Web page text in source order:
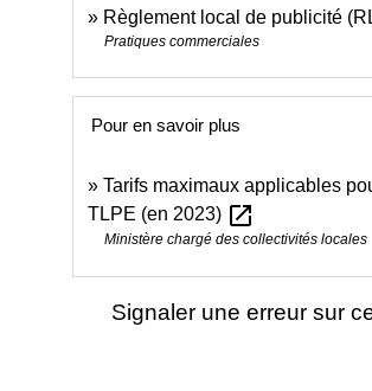
Règlement local de publicité
Pratiques commerciales
Pour en savoir plus
Tarifs maximaux applicables
TLPE (en 2023) open_in_new
Ministère chargé des collectivités locales
Signaler une erreur sur